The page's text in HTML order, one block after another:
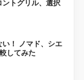
ントグリル、選択
！ ノマド、シエ
してみた